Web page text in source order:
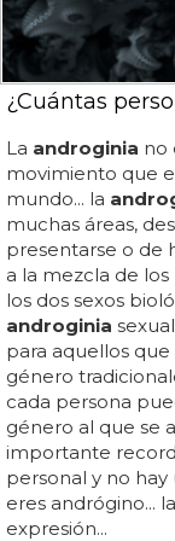
¿Cuántas
La androginia no
movimiento que
mundo... la
muchas áreas,
presentarse o de
a la mezcla de
los dos sexos
androginia
para aquellos
género
cada persona
género al que se
importante
personal y no
eres andrógino... la
expresión...